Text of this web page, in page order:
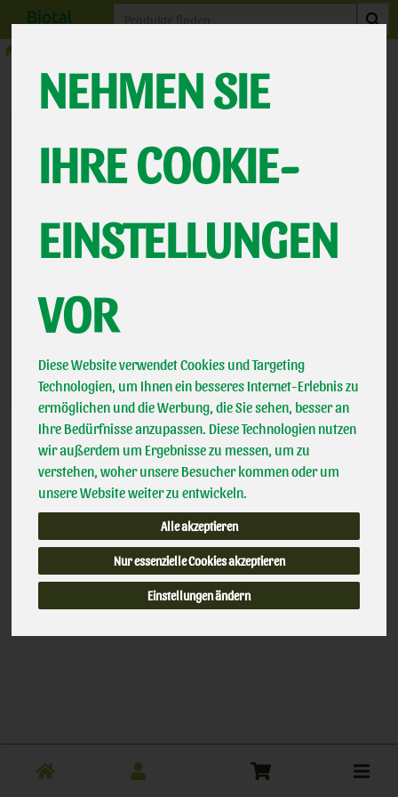
NEHMEN SIE
IHRE COOKIE-
EINSTELLUNGEN
VOR
Diese Website verwendet Cookies und Targeting
Technologien, um Ihnen ein besseres Internet-Erlebnis zu
ermöglichen und die Werbung, die Sie sehen, besser an
Ihre Bedürfnisse anzupassen. Diese Technologien nutzen
wir außerdem um Ergebnisse zu messen, um zu
verstehen, woher unsere Besucher kommen oder um
unsere Website weiter zu entwickeln.
Alle akzeptieren
Nur essenzielle Cookies akzeptieren
Einstellungen ändern
Produkte Naturkost Müsli
PRODUKT "KRUNCHY
VERFÜGBAR.
verfügbar.
Toggle